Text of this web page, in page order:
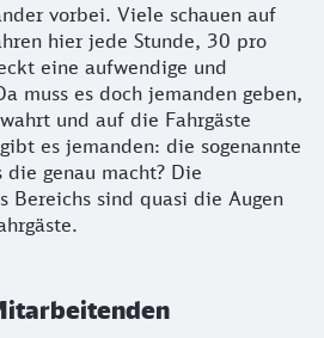
vorbei. Viele schauen auf
hier jede Stunde, 30 pro
eine aufwendige und
muss es doch jemanden geben,
und auf die Fahrgäste
es jemanden: die sogenannte
genau macht? Die
Bereichs sind quasi die Augen